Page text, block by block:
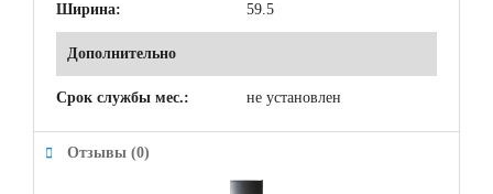
Ширина:
59.5
Дополнительно
Срок службы мес.: не установлен
Отзывы (0)